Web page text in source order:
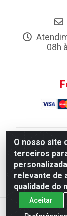
O nosso site
terceiros
relevante de
qualidade do
Aceitar
08h
Atacadao
Distribuicao
Industrial